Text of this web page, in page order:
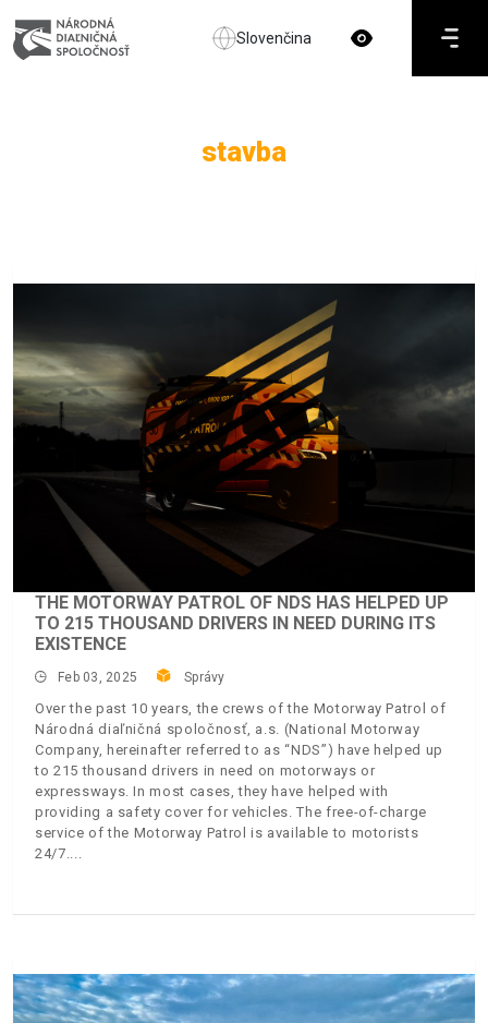
Slovenčina
stavba
THE MOTORWAY PATROL OF NDS HAS HELPED UP
TO 215 THOUSAND DRIVERS IN NEED DURING ITS
EXISTENCE
Feb 03, 2025 Správy
Over the past 10 years, the crews of the Motorway Patrol of
Národná diaľničná spoločnosť, a.s. (National Motorway
Company, hereinafter referred to as “NDS”) have helped up
to 215 thousand drivers in need on motorways or
expressways. In most cases, they have helped with
providing a safety cover for vehicles. The free-of-charge
service of the Motorway Patrol is available to motorists
24/7.